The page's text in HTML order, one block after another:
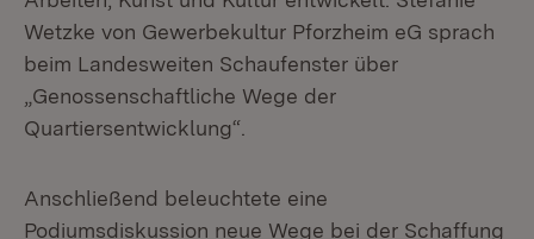
Wetzke von Gewerbekultur Pforzheim eG sprach
beim Landesweiten Schaufenster über
„Genossenschaftliche Wege der
Quartiersentwicklung“.
Anschließend beleuchtete eine
Podiumsdiskussion neue Wege bei der Schaffung